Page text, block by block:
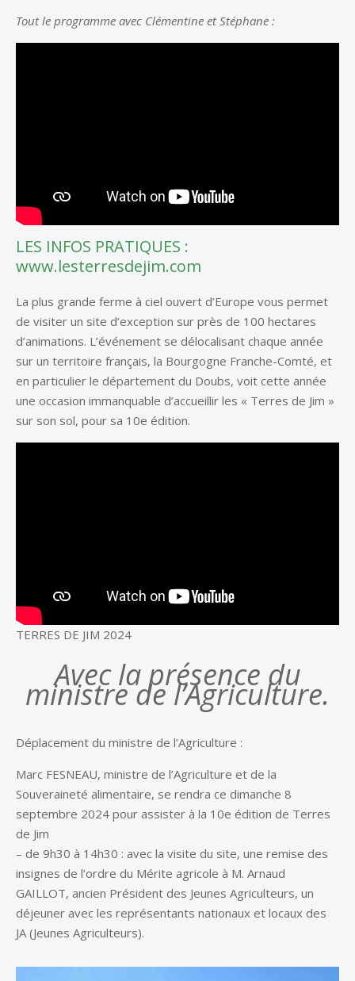
Tout le programme avec Clémentine et Stéphane :
LES INFOS PRATIQUES :
www.lesterresdejim.com
La plus grande ferme à ciel ouvert d’Europe vous permet
de visiter un site d’exception sur près de 100 hectares
d’animations. L’événement se délocalisant chaque année
sur un territoire français, la Bourgogne Franche-Comté, et
en particulier le département du Doubs, voit cette année
une occasion immanquable d’accueillir les « Terres de Jim »
sur son sol, pour sa 10e édition.
TERRES DE JIM 2024
Avec la présence du
ministre de l’Agriculture.
Déplacement du ministre de l’Agriculture :
Marc FESNEAU, ministre de l’Agriculture et de la
Souveraineté alimentaire, se rendra ce dimanche 8
septembre 2024 pour assister à la 10e édition de Terres
de Jim
– de 9h30 à 14h30 : avec la visite du site, une remise des
insignes de l’ordre du Mérite agricole à M. Arnaud
GAILLOT, ancien Président des Jeunes Agriculteurs, un
déjeuner avec les représentants nationaux et locaux des
JA (Jeunes Agriculteurs).